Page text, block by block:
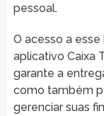
pessoal.
O acesso a
aplicativo Caixa
garante a
como também
gerenciar suas